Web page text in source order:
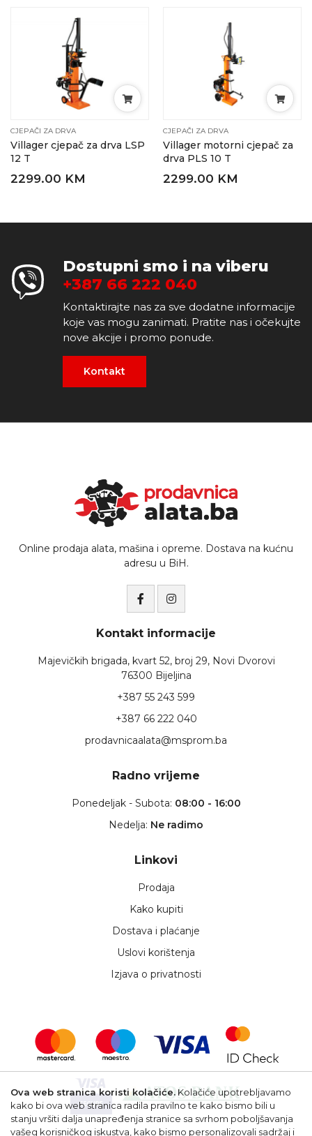
CJEPAČI ZA DRVA
Villager cjepač za drva LSP
12 T
2299.00 KM
CJEPAČI ZA DRVA
Villager motorni cjepač za
drva PLS 10 T
2299.00 KM
Dostupni smo i na viberu
+387 66 222 040
Kontaktirajte nas za sve dodatne informacije
koje vas mogu zanimati. Pratite nas i očekujte
nove akcije i promo ponude.
Kontakt
Online prodaja alata, mašina i opreme. Dostava na kućnu
adresu u BiH.
Kontakt informacije
Majevičkih brigada, kvart 52, broj 29, Novi Dvorovi
76300 Bijeljina
+387 55 243 599
+387 66 222 040
prodavnicaalata@msprom.ba
Radno vrijeme
Ponedeljak - Subota: 08:00 - 16:00
Nedelja: Ne radimo
Linkovi
Prodaja
Kako kupiti
Dostava i plaćanje
Uslovi korištenja
Izjava o privatnosti
Ova web stranica koristi kolačiće. Kolačiće upotrebljavamo
kako bi ova web stranica radila pravilno te kako bismo bili u
stanju vršiti dalja unapređenja stranice sa svrhom poboljšavanja
vašeg korisničkog iskustva, kako bismo personalizovali sadržaj i